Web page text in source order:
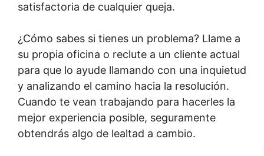
satisfactoria de cualquier queja.
¿Cómo sabes si tienes un problema? Llame a
su propia oficina o reclute a un cliente actual
para que lo ayude llamando con una inquietud
y analizando el camino hacia la resolución.
Cuando te vean trabajando para hacerles la
mejor experiencia posible, seguramente
obtendrás algo de lealtad a cambio.